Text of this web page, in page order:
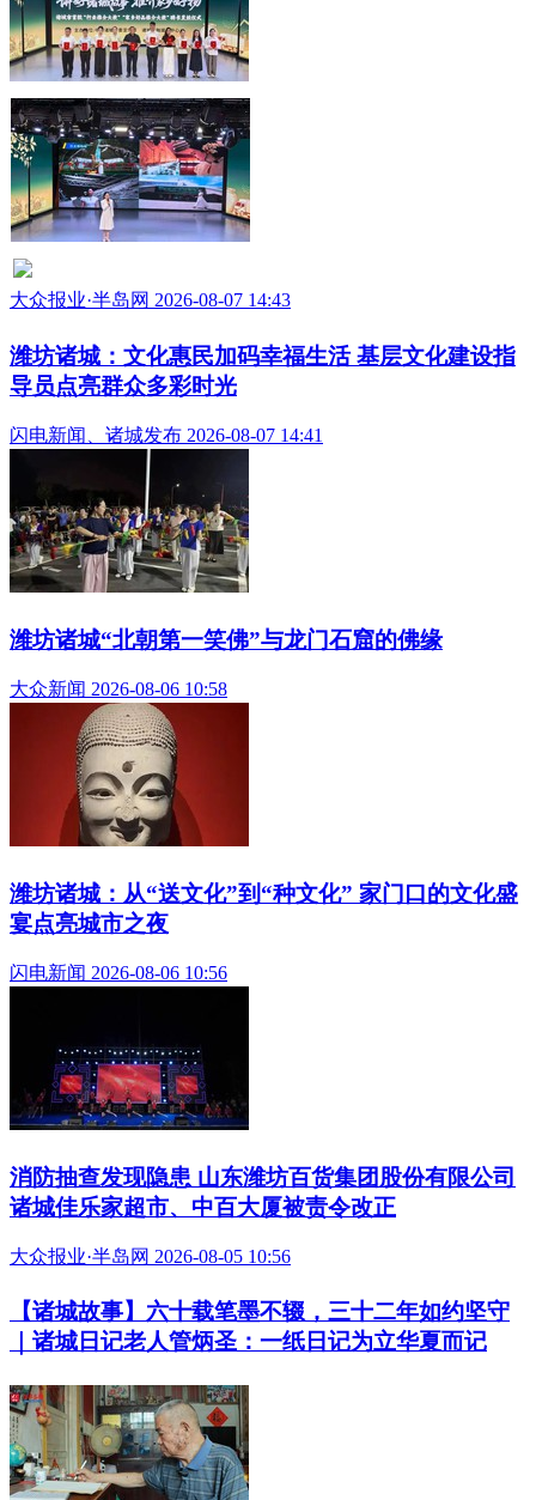
大众报业·半岛网 2026-08-07 14:43
潍坊诸城：文化惠民加码幸福生活 基层文化建设指
导员点亮群众多彩时光
闪电新闻、诸城发布 2026-08-07 14:41
潍坊诸城“‌北朝第一笑佛‌”与龙门石窟的佛缘
大众新闻 2026-08-06 10:58
潍坊诸城：从“送文化”到“种文化” 家门口的文化盛
宴点亮城市之夜
闪电新闻 2026-08-06 10:56
消防抽查发现隐患 山东潍坊百货集团股份有限公司
诸城佳乐家超市、中百大厦被责令改正
大众报业·半岛网 2026-08-05 10:56
【诸城故事】六十载笔墨不辍，三十二年如约坚守
｜诸城日记老人管炳圣：一纸日记为立华夏而记